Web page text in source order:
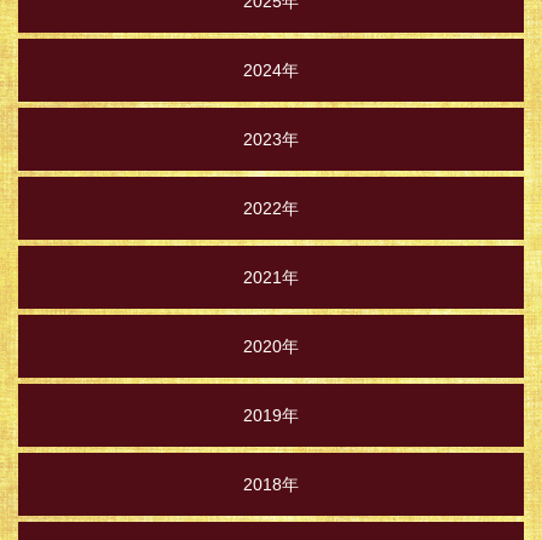
2024年
2023年
2022年
2021年
2020年
2019年
2018年